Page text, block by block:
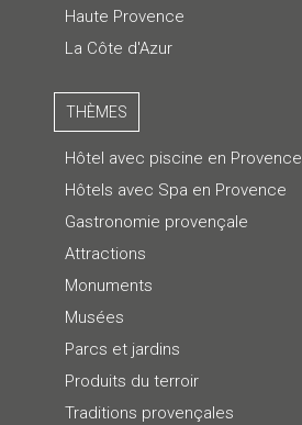
Haute Provence
La Côte d'Azur
THÈMES
Hôtel avec piscine en Provence
Hôtels avec Spa en Provence
Gastronomie provençale
Attractions
Monuments
Musées
Parcs et jardins
Produits du terroir
Traditions provençales